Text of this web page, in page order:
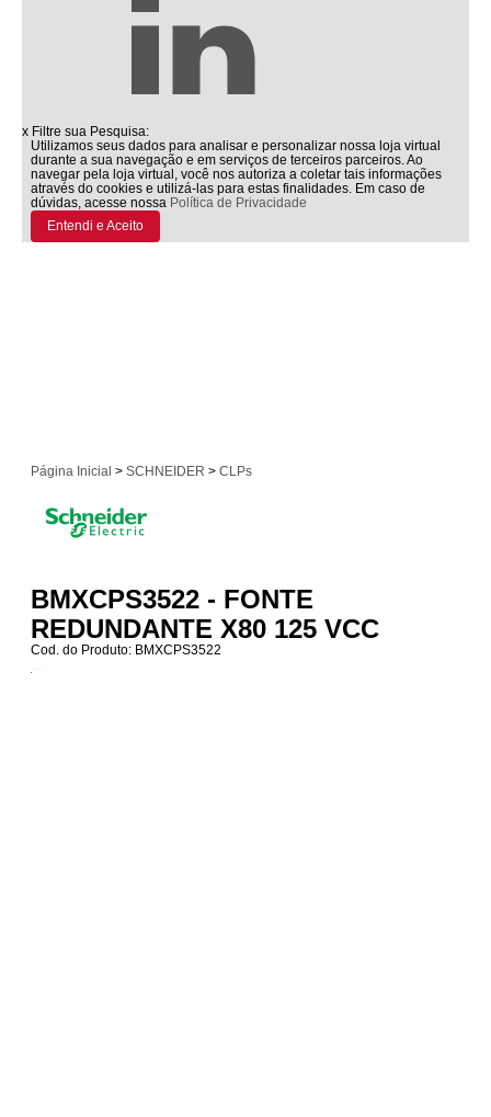
x Filtre sua Pesquisa:
Utilizamos seus dados para analisar e personalizar nossa loja virtual
durante a sua navegação e em serviços de terceiros parceiros. Ao
navegar pela loja virtual, você nos autoriza a coletar tais informações
através do cookies e utilizá-las para estas finalidades. Em caso de
dúvidas, acesse nossa Política de Privacidade
Entendi e Aceito
Página Inicial> SCHNEIDER> CLPs
BMXCPS3522 - FONTE
REDUNDANTE X80 125 VCC
Cod. do Produto: BMXCPS3522